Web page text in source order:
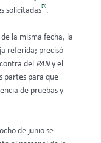
solicitadas
[5]
.
la misma fecha, la
referida; precisó
del PANy el
partes para que
de pruebas y
de junio se